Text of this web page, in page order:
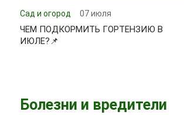
Сад и огород 07 июля
ЧЕМ ПОДКОРМИТЬ ГОРТЕНЗИЮ В
ИЮЛЕ?📌
Болезни и вредители